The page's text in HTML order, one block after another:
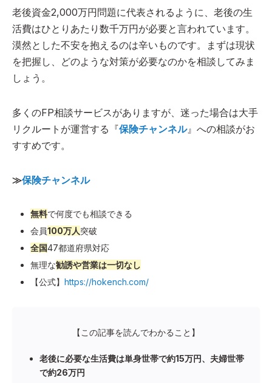
老後資金2,000万円問題に代表されるように、老後の生
活費はひとりあたり数千万円が必要と言われています。
漠然とした不安を抱えるのは辛いものです。まずは現状
を把握し、どのような対策が必要なのかを相談してみま
しょう。
多くのFP相談サービスがありますが、迷った場合は大手
リクルートが運営する『保険チャンネル』への相談がお
すすめです。
≫保険チャンネル
無料で何度でも相談できる
会員100万人突破
全国47都道府県対応
無理な勧誘や営業は一切なし
【公式】 https://hokench.com/
【この記事を読んでわかること】
老後に必要な生活費は単身世帯で約15万円、夫婦世帯
で約26万円